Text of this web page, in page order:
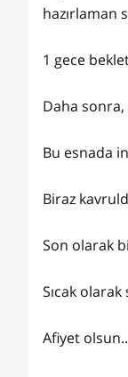
hazırlaman
1 gece
Daha
Bu esnada
Biraz
Son olarak
Sıcak
Afiyet